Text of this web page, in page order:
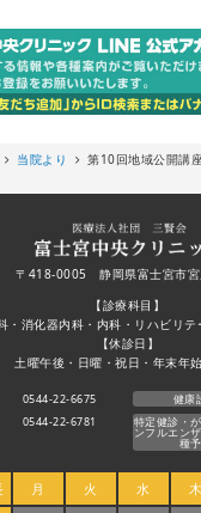
当院より
第10回地域公開講
〒418-0005 静岡県富士宮市
【診療科目】
・消化器内科・内科・リハビリ
【休診日】
土曜午後・日曜・祝日・年末年
0544-22-6675 健康
0544-22-6781 特定健診・
ンフルエン
種
月 火 水 木